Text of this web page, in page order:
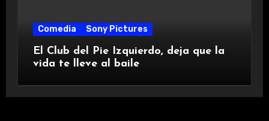
Comedia Sony Pictures
El Club del Pie Izquierdo, deja que la
vida te lleve al baile